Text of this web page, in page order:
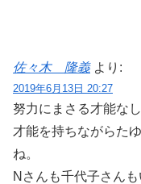
佐々木 隆義 より:
2019年6月13日 20:27
努力にまさる才能なし
才能を持ちながらた
ね。
Nさんも千代子さん